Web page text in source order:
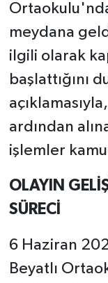
meydana
ilgili olarak
başlattığını
ardından
işlemler
OLAYIN
SÜRECİ
6 Haziran
Beyatlı